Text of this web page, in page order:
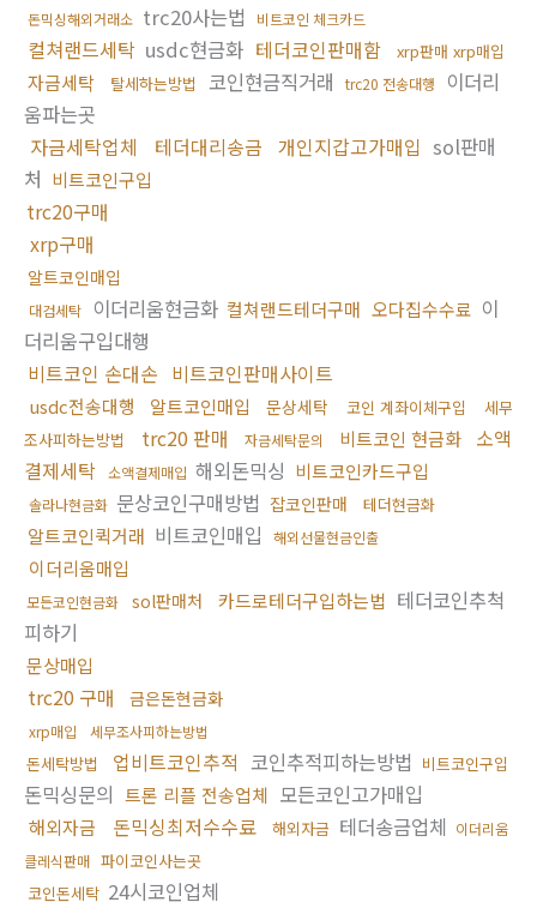
돈믹싱해외거래소 trc20사는법 비트코인 체크카드
컬쳐랜드세탁 usdc현금화 테더코인판매함 xrp판매 xrp매입
자금세탁 탈세하는방법 코인현금직거래 trc20 전송대행
이더리
움파는곳
자금세탁업체
테더대리송금 개인지갑고가매입 sol판매
처 비트코인구입
trc20구매
xrp구매
알트코인매입
대검세탁 이더리움현금화 컬쳐랜드테더구매 오다집수수료 이
더리움구입대행
비트코인 손대손 비트코인판매사이트
usdc전송대행 알트코인매입 문상세탁 코인 계좌이체구입
세무
조사피하는방법
trc20 판매 자금세탁문의 비트코인 현금화
소액
결제세탁 소액결제매입 해외돈믹싱 비트코인카드구입
솔라나현금화 문상코인구매방법 잡코인판매 테더현금화
알트코인퀵거래 비트코인매입 해외선물현금인출
이더리움매입
모든코인현금화 sol판매처 카드로테더구입하는법 테더코인추척
피하기
문상매입
trc20 구매 금은돈현금화
xrp매입 세무조사피하는방법
돈세탁방법 업비트코인추적 코인추적피하는방법 비트코인구입
돈믹싱문의 트론 리플 전송업체 모든코인고가매입
해외자금 돈믹싱최저수수료 해외자금 테더송금업체 이더리움
클레식판매 파이코인사는곳
코인돈세탁 24시코인업체